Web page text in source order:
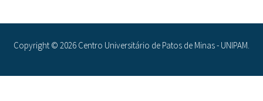
Copyright © 2026 Centro Universitário de Patos de Minas - UNIPAM.